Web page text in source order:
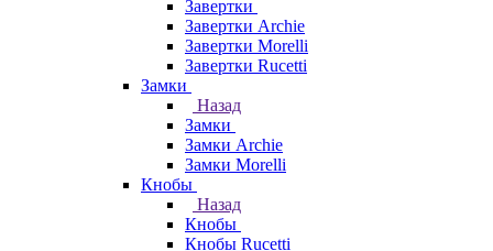
Завертки
Завертки Archie
Завертки Morelli
Завертки Rucetti
Замки
Назад
Замки
Замки Archie
Замки Morelli
Кнобы
Назад
Кнобы
Кнобы Rucetti